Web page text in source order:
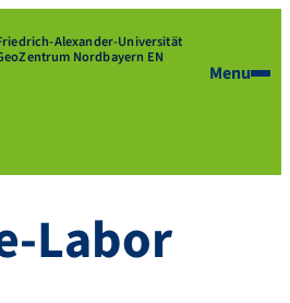
Alexander-Universität
Nordbayern EN
Menu
Labor